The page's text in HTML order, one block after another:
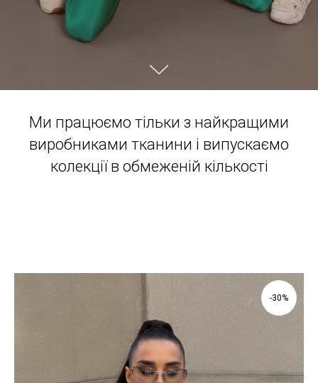
Ми працюємо тільки з найкращими
виробниками тканини і випускаємо
колекції в обмеженій кількості
-30%